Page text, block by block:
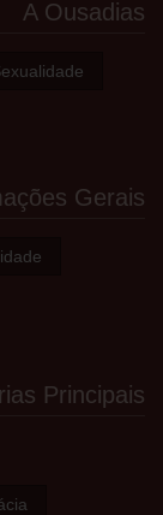
A Ousadias
Gerais
Principais